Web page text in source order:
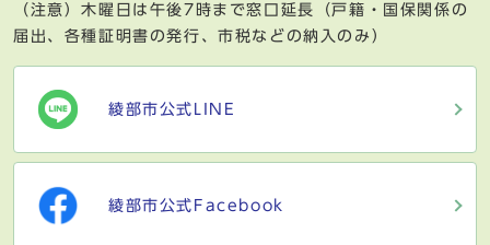
（注意）木曜日は午後7時まで窓口延長（戸籍・国保関係の
届出、各種証明書の発行、市税などの納入のみ）
綾部市公式LINE
綾部市公式Facebook